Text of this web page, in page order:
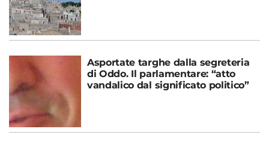
Asportate targhe dalla segreteria
di Oddo. Il parlamentare: “atto
vandalico dal significato politico”